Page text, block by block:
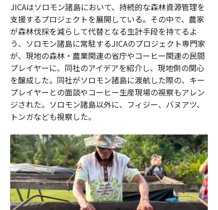
JICAはソロモン諸島において、持続的な森林資源管理を
支援するプロジェクトを展開している。その中で、農家
が森林伐採を減らして代替となる生計手段を持てるよ
う、ソロモン諸島に常駐するJICAのプロジェクト専門家
が、現地の森林・農業関連の省庁やコーヒー関連の民間
プレイヤーに、同社のアイデアを紹介し、現地側の関心
を醸成した。同社がソロモン諸島に渡航した際の、キー
プレイヤーとの面談やコーヒー生産現場の視察もアレン
ジされた。ソロモン諸島以外に、フィジー、バヌアツ、
トンガなども視察した。